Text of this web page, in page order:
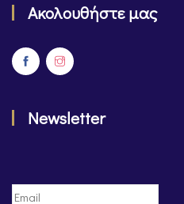
Ακολουθήστε μας
Newsletter